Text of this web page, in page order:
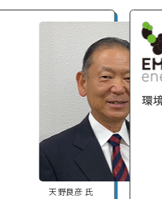
天野良彦 氏
環